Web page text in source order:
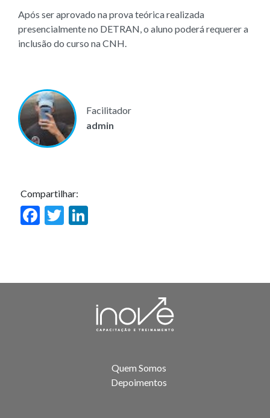
Após ser aprovado na prova teórica realizada
presencialmente no DETRAN, o aluno poderá requerer a
inclusão do curso na CNH.
Facilitador
admin
Compartilhar:
Facebook
Twitter
Quem Somos
Depoimentos